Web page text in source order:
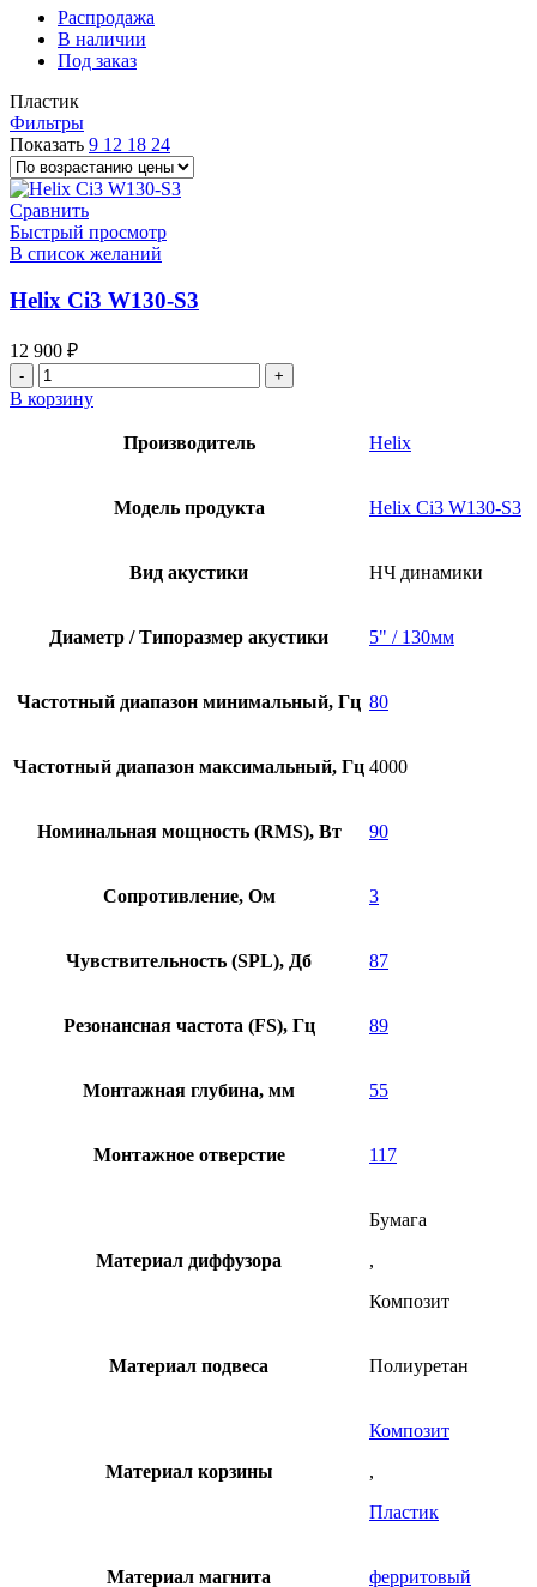
Распродажа
В наличии
Под заказ
Пластик
Фильтры
Показать 9 12 18 24
Сравнить
Быстрый просмотр
В список желаний
Helix Ci3 W130-S3
12 900 ₽
Количество
товара
Helix
В корзину
Производитель Helix
Модель продукта Helix Ci3 W130-S3
Вид акустики НЧ динамики
Диаметр / Типоразмер акустики 5" / 130мм
Частотный диапазон минимальный, Гц 80
Частотный диапазон максимальный, Гц 4000
Номинальная мощность (RMS), Вт 90
Сопротивление, Ом 3
Чувствительность (SPL), Дб 87
Резонансная частота (FS), Гц 89
Монтажная глубина, мм 55
Монтажное отверстие 117
Материал диффузора
Бумага
,
Композит
Материал подвеса Полиуретан
Материал корзины
Композит
,
Пластик
Материал магнита ферритовый